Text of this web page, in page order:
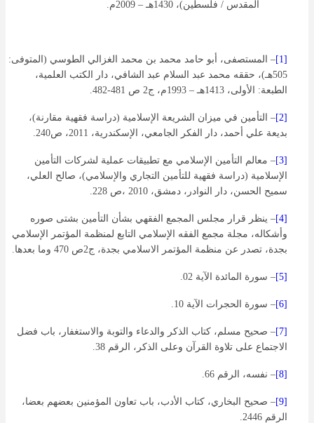
المقدس / فلسطين)، 1430هـ – 2009م.
[1]
– المستصفى، أبو حامد محمد بن محمد الغزالي الطوسي (المتوفى:
505هـ)، حققه محمد عبد السلام عبد الشافي، دار الكتب العلمية،
الطبعة: الأولى، 1413هـ – 1993م، ج2 ص 481-482.
[2]
– التأمين في ميزان الشريعة الإسلامية (دراسة فقهية مقارنة)،
بديعة علي أحمد، دار الفكر الجامعي، الإسكندرية، 2011، ص240.
[3]
– معالم التأمين الإسلامي مع تطبيقات عملية لشركات التأمين
الإسلامية (دراسة فقهية للتأمين التجاري والإسلامي)، صالح العلي،
سميح الحسن، دار النوادر، دمشق، 2010 ،ص 228.
[4]
– ينظر قرار مجلس المجمع الفقهي بشأن التأمين بشتى صوره
وأشكاله، مجلة مجمع الفقه الإسلامي التابع لمنظمة المؤتمر الإسلامي
بجدة، تصدر عن منظمة المؤتمر الاسلامي بجدة، ج2ص 470 وما بعدها.
[5] – سورة المائدة الآية 02.
[6] – سورة الحجرات الآية 10.
[7]
– صحيح مسلم، كتاب الذكر والدعاء والتوبة والاستغفار، باب فضل
الاجتماع على تلاوة القرآن وعلى الذكر، الرقم 38.
[8] – نفسه، الرقم 66.
[9]
– صحيح البخاري، كتاب الأدب، باب تعاون المؤمنين بعضهم بعضا،
الرقم 2446.